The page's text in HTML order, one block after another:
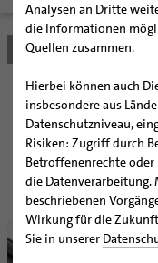
Analysen an Dritte
die Informationen
Quellen zusammen.
Hierbei können auch
insbesondere aus
Datenschutzniveau,
Risiken: Zugriff durch
Betroffenenrechte
die
beschriebenen
Wirkung für die
Sie in unserer
BISTUM
Bischöfe
Weihbischof Dr.
Bischof em. Norbert
Weihbischof em.
Weihbischof em.
Weihbischof em. Koitz
Bischof em. Dr.
Generalvikariat
Gremien
Diözesangericht
Gemeindegremien
Pfarrgemeinden
Hildesheimer Dom
Virtueller Rundgang
Tausendjähriger
Die Hildesheimer
Wallfahrten | Pilgern
Termine Wallfahrten
Jakobswege im
Veranstaltungen
Strategieprozess
Jugend
Bistum Hildesheim
„Es
Hildesheimer
Namen